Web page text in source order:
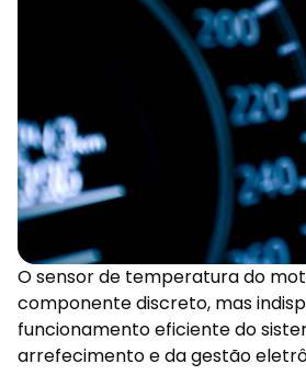
O sensor de temperatura do
componente discreto, mas
funcionamento eficiente do
arrefecimento e da gestão